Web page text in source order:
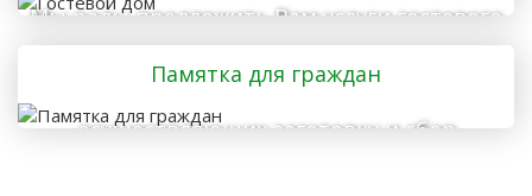
Мы рады предложить Вам услуги гостевого
дома
Памятка для граждан
осуществляющих заготовку и сбор